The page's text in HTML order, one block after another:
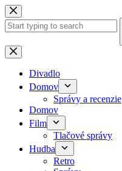
Skip
to
content
No
results
Divadlo
Domov
Správy a recenzie
Domov
Film
Tlačové správy
Hudba
Retro